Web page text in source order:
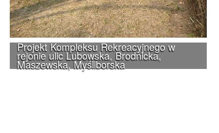
Projekt Kompleksu Rekreacyjnego w
rejonie ulic Lubowska, Brodnicka,
Maszewska, Myśliborska